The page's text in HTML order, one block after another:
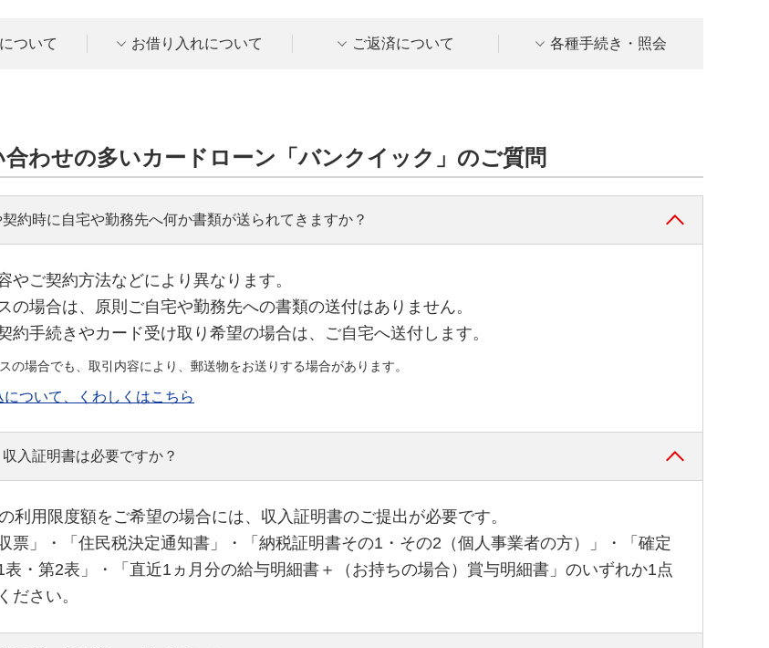
ついて お借り入れについて ご返済について 各種手続き・照会
わせの多いカードローン「バンクイック」のご質問
約時に自宅や勤務先へ何か書類が送られてきますか？
やご契約方法などにより異なります。
の場合は、原則ご自宅や勤務先への書類の送付はありません。
約手続きやカード受け取り希望の場合は、ご自宅へ送付します。
の場合でも、取引内容により、郵送物をお送りする場合があります。
について、くわしくはこちら
入証明書は必要ですか？
利用限度額をご希望の場合には、収入証明書のご提出が必要です。
収票」・「住民税決定通知書」・「納税証明書その1・その2（個人事業者の方）」・「確定
表・第2表」・「直近1ヵ月分の給与明細書＋（お持ちの場合）賞与明細書」のいずれか1点
ださい。